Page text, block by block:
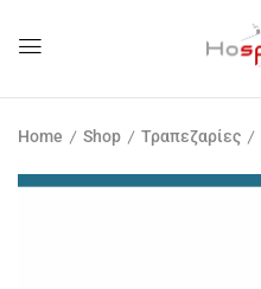
Home Shop Τραπεζαρίες